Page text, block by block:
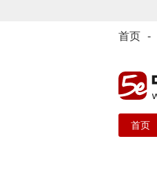
首页 -
首页